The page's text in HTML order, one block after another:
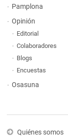
Pamplona
Opinión
Editorial
Colaboradores
Blogs
Encuestas
Osasuna
Quiénes somos